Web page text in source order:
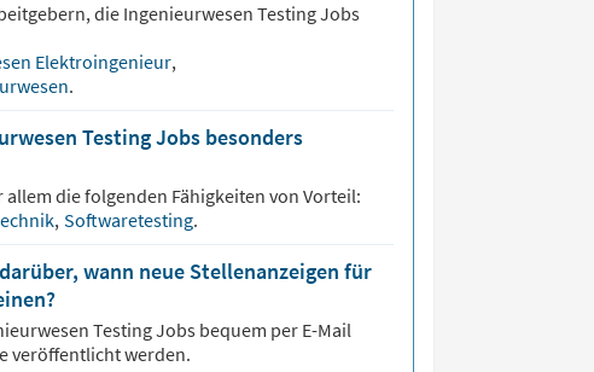
dieIngenieurwesen TestingJobs
Elektroingenieur,
.
Testing Jobs besonders
allem die folgenden Fähigkeiten von Vorteil:
, Softwaretesting.
wann neue Stellenanzeigen für
TestingJobs bequem per E-Mail
veröffentlicht werden.